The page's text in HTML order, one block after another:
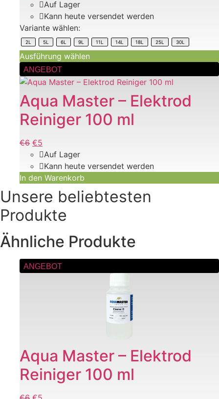
bis
€3
€0,41
bis
€2
2L 5L 6L 9L 11L 14L 18L 25L 30L
Auf Lager
Kann heute versendet werden
Variante wählen:
Ausführung wählen
Optionen
können
auf
der
Produktseite
gewählt
werden
ANGEBOT
Aqua Master – Elektrod
Reiniger 100 ml
Ursprünglicher
Preis
war:
€6
€6 Aktueller
Preis
ist:
€6.
€5
Auf Lager
Kann heute versendet werden
In den Warenkorb
Unsere beliebtesten
Produkte
Ähnliche Produkte
ANGEBOT
Aqua Master – Elektrod
Reiniger 100 ml